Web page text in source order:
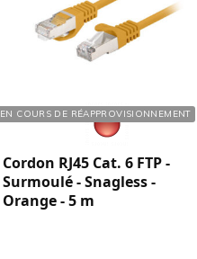
EN COURS DE RÉAPPROVISIONNEMENT
Réf. : 101056
Cordon RJ45 Cat. 6 FTP -
Surmoulé - Snagless -
Orange - 5 m